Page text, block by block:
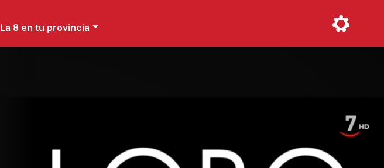
La 8 en tu provincia